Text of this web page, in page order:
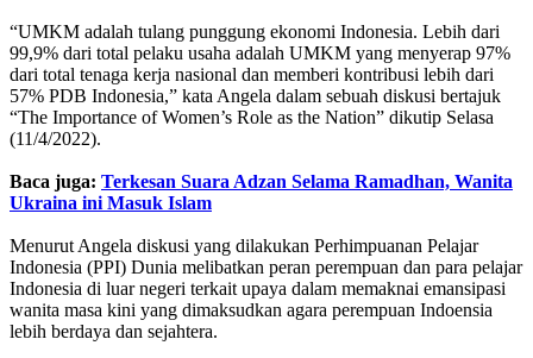
“UMKM adalah tulang punggung ekonomi Indonesia. Lebih dari
99,9% dari total pelaku usaha adalah UMKM yang menyerap 97%
dari total tenaga kerja nasional dan memberi kontribusi lebih dari
57% PDB Indonesia,” kata Angela dalam sebuah diskusi bertajuk
“The Importance of Women’s Role as the Nation” dikutip Selasa
(11/4/2022).
Baca juga: Terkesan Suara Adzan Selama Ramadhan, Wanita
Ukraina ini Masuk Islam
Menurut Angela diskusi yang dilakukan Perhimpuanan Pelajar
Indonesia (PPI) Dunia melibatkan peran perempuan dan para pelajar
Indonesia di luar negeri terkait upaya dalam memaknai emansipasi
wanita masa kini yang dimaksudkan agara perempuan Indoensia
lebih berdaya dan sejahtera.